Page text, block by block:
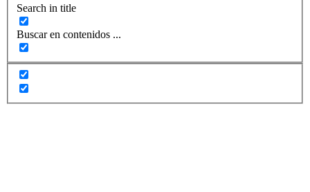
Search in title
Buscar en contenidos ...